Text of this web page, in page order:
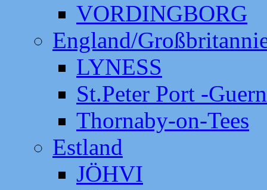
VORDINGBORG
England/
LYNESS
St.Peter Port -
Thornaby-on-Tees
Estland
JÖHVI